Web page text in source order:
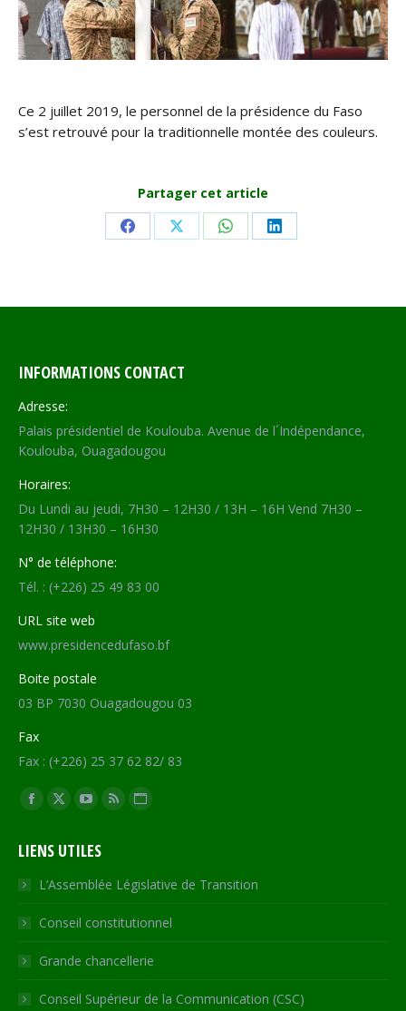
Ce 2 juillet 2019, le personnel de la présidence du Faso
s’est retrouvé pour la traditionnelle montée des couleurs.
Partager cet article
Share Share Share Share
INFORMATIONS CONTACT
Adresse:
Palais présidentiel de Koulouba. Avenue de l´Indépendance,
Koulouba, Ouagadougou
Horaires:
Du Lundi au jeudi, 7H30 – 12H30 / 13H – 16H Vend 7H30 –
12H30 / 13H30 – 16H30
N° de téléphone:
Tél. : (+226) 25 49 83 00
URL site web
www.presidencedufaso.bf
Boite postale
03 BP 7030 Ouagadougou 03
Fax
Fax : (+226) 25 37 62 82/ 83
Trouvez nous sur :
Facebook
opens
in
new
window
X
opens
in
new
window
YouTube
opens
in
new
window
RSS
in
new
window
Site
opens
in
new
LIENS UTILES
L’Assemblée Législative de Transition
Conseil constitutionnel
Grande chancellerie
Conseil Supérieur de la Communication (CSC)